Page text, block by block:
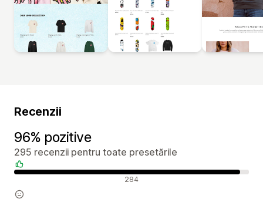
Recenzii
96% pozitive
295 recenzii pentru toate presetările
Recenzii pozitive 284